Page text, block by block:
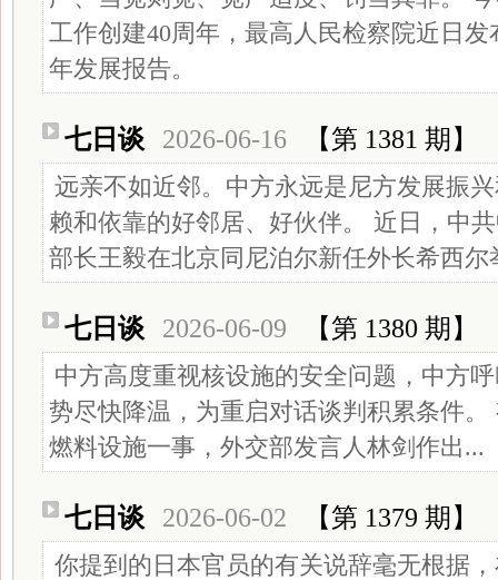
工作创建‌40周年，最高人民检察院近日
年发展报告‌。
七日谈 2026-06-16 【第 1381 期】
远亲不如近邻。中方永远是尼方发展振
赖和依靠的好邻居、好伙伴。 近日，中
部长王毅在北京同尼泊尔新任外长希西尔
七日谈 2026-06-09 【第 1380 期】
中方高度重视核设施的安全问题，中方
势尽快降温，为重启对话谈判积累条件
燃料设施一事，外交部发言人林剑作出...
七日谈 2026-06-02 【第 1379 期】
你提到的日本官员的有关说辞毫无根据